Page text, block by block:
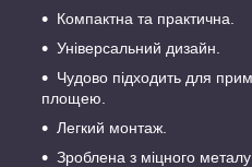
Компактна та практична.
Універсальний дизайн.
Чудово підходить для
площею.
Легкий монтаж.
Зроблена з міцного